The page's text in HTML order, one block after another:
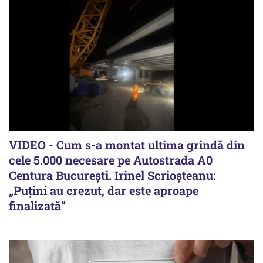
VIDEO - Cum s-a montat ultima grindă din
cele 5.000 necesare pe Autostrada A0
Centura București. Irinel Scrioșteanu:
„Puțini au crezut, dar este aproape
finalizată”